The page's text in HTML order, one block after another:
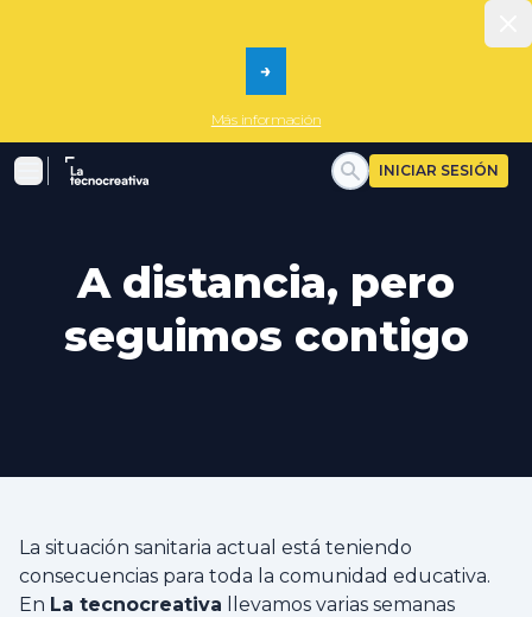
→
Más información
Menu
La tecnocreativa INICIAR SESIÓN
A distancia, pero
seguimos contigo
La situación sanitaria actual está teniendo
consecuencias para toda la comunidad educativa.
En La tecnocreativa llevamos varias semanas